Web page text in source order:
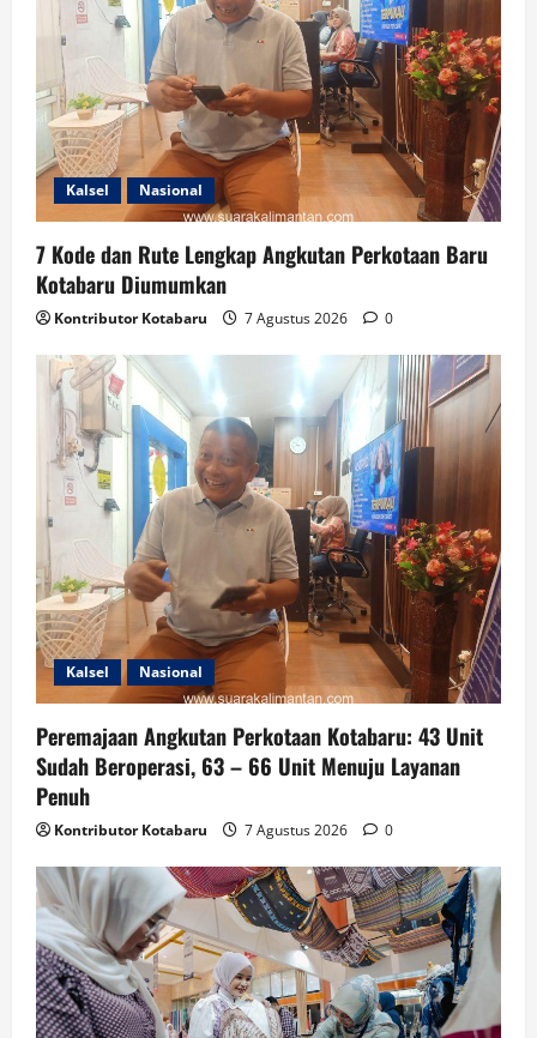
Kalsel Nasional
7 Kode dan Rute Lengkap Angkutan Perkotaan Baru
Kotabaru Diumumkan
Kontributor Kotabaru 7 Agustus 2026 0
Kalsel Nasional
Peremajaan Angkutan Perkotaan Kotabaru: 43 Unit
Sudah Beroperasi, 63 – 66 Unit Menuju Layanan
Penuh
Kontributor Kotabaru 7 Agustus 2026 0